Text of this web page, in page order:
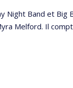
Night Band et Big
Melford. Il